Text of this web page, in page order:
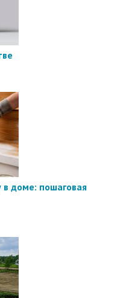
в доме: пошаговая